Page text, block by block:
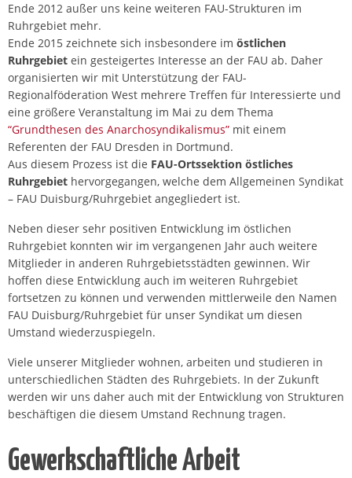
Ende 2012 außer uns keine weiteren FAU-Strukturen im
Ruhrgebiet mehr.
Ende 2015 zeichnete sich insbesondere im östlichen
Ruhrgebiet ein gesteigertes Interesse an der FAU ab. Daher
organisierten wir mit Unterstützung der FAU-
Regionalföderation West mehrere Treffen für Interessierte und
eine größere Veranstaltung im Mai zu dem Thema
“Grundthesen des Anarchosyndikalismus” mit einem
Referenten der FAU Dresden in Dortmund.
Aus diesem Prozess ist die FAU-Ortssektion östliches
Ruhrgebiet hervorgegangen, welche dem Allgemeinen Syndikat
– FAU Duisburg/Ruhrgebiet angegliedert ist.
Neben dieser sehr positiven Entwicklung im östlichen
Ruhrgebiet konnten wir im vergangenen Jahr auch weitere
Mitglieder in anderen Ruhrgebietsstädten gewinnen. Wir
hoffen diese Entwicklung auch im weiteren Ruhrgebiet
fortsetzen zu können und verwenden mittlerweile den Namen
FAU Duisburg/Ruhrgebiet für unser Syndikat um diesen
Umstand wiederzuspiegeln.
Viele unserer Mitglieder wohnen, arbeiten und studieren in
unterschiedlichen Städten des Ruhrgebiets. In der Zukunft
werden wir uns daher auch mit der Entwicklung von Strukturen
beschäftigen die diesem Umstand Rechnung tragen.
Gewerkschaftliche Arbeit